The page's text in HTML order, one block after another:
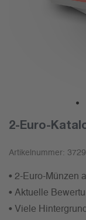
2-Euro-
Artikelnummer:
• 2-Euro-Münzen
• Aktuelle
• Viele